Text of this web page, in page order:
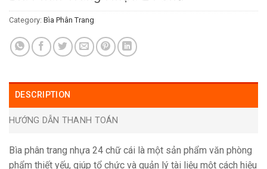
Category: Bìa Phân Trang
DESCRIPTION
HƯỚNG DẪN THANH TOÁN
Bìa phân trang nhựa 24 chữ cái là một sản phẩm văn phòng
phẩm thiết yếu, giúp tổ chức và quản lý tài liệu một cách hiệu